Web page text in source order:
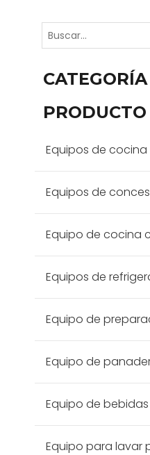
PRODUCTO
Equipos de
Equipos de
Equipo de cocina
Equipos de
Equipo de
Equipo de bebidas
Equipo para lavar